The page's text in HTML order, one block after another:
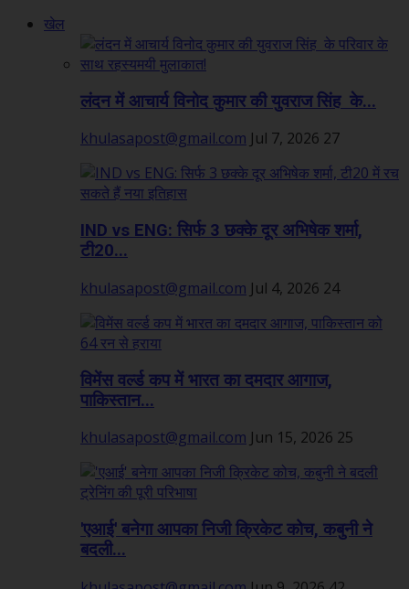
खेल
लंदन में आचार्य विनोद कुमार की युवराज सिंह के...
khulasapost@gmail.com Jul 7, 2026 27
IND vs ENG: सिर्फ 3 छक्के दूर अभिषेक शर्मा,
टी20...
khulasapost@gmail.com Jul 4, 2026 24
विमेंस वर्ल्ड कप में भारत का दमदार आगाज,
पाकिस्तान...
khulasapost@gmail.com Jun 15, 2026 25
'एआई' बनेगा आपका निजी क्रिकेट कोच, कबुनी ने
बदली...